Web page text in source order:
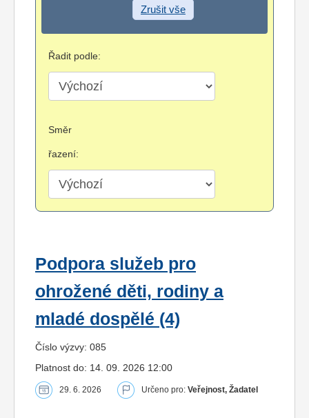
Zrušit vše
Řadit podle:
Směr
řazení:
Podpora služeb pro
ohrožené děti, rodiny a
mladé dospělé (4)
Číslo výzvy: 085
Platnost do: 14. 09. 2026 12:00
29. 6. 2026 Určeno pro: Veřejnost, Žadatel